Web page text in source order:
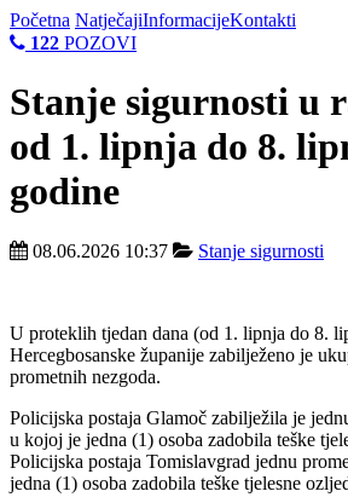
Početna NatječajiInformacijeKontakti
122 POZOVI
Stanje sigurnosti u
od 1. lipnja do 8.
godine
08.06.2026 10:37 Stanje sigurnosti
U proteklih tjedan dana (od 1. lipnja do 8.
Hercegbosanske županije zabilježeno je
prometnih nezgoda.
Policijska postaja Glamoč zabilježila je
u kojoj je jedna (1) osoba zadobila teške
Policijska postaja Tomislavgrad jednu
jedna (1) osoba zadobila teške tjelesne